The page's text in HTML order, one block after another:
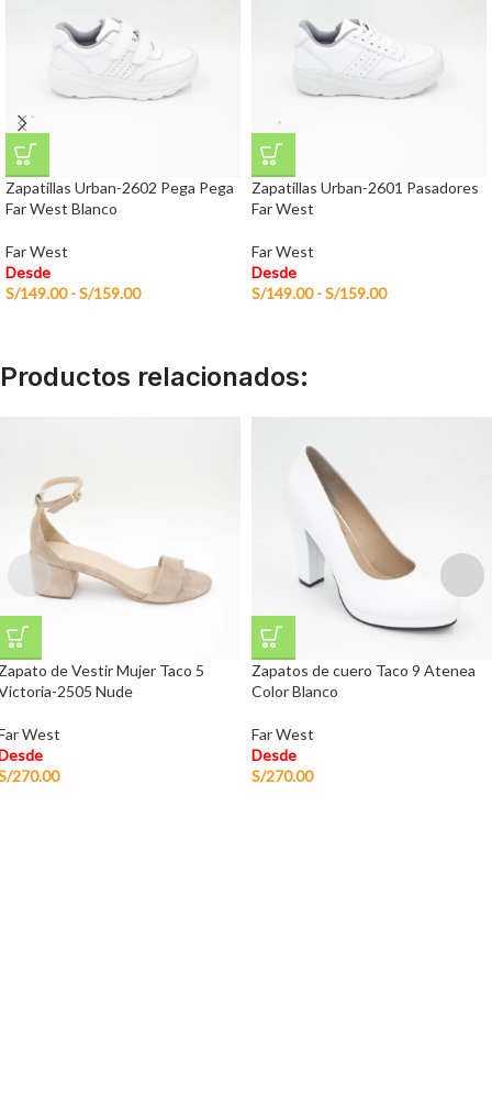
Zapatillas Urban-2602 Pega Pega
Far West Blanco
Far West
Desde
S/149.00 -S/159.00
Zapatillas Urban-2601 Pasadores
Far West
Far West
Desde
S/149.00 -S/159.00
Productos relacionados:
de Vestir Mujer Taco 5
2505 Nude
West
270.00
Zapatos de cuero Taco 9 Atenea
Color Blanco
Far West
Desde
S/270.00